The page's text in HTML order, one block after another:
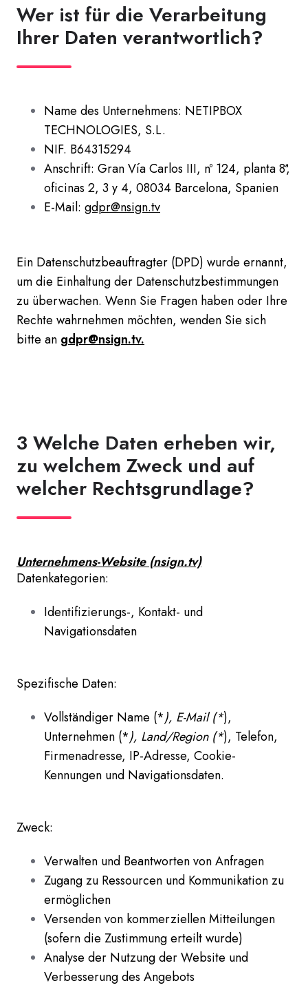
Wer ist für die Verarbeitung
Ihrer Daten verantwortlich?
Name des Unternehmens: NETIPBOX
TECHNOLOGIES, S.L.
NIF. B64315294
Anschrift: Gran Vía Carlos III, nº 124, planta 8ª,
oficinas 2, 3 y 4, 08034 Barcelona, Spanien
E-Mail: gdpr@nsign.tv
Ein Datenschutzbeauftragter (DPD) wurde ernannt,
um die Einhaltung der Datenschutzbestimmungen
zu überwachen. Wenn Sie Fragen haben oder Ihre
Rechte wahrnehmen möchten, wenden Sie sich
bitte an gdpr@nsign.tv.
3 Welche Daten erheben wir,
zu welchem Zweck und auf
welcher Rechtsgrundlage?
Unternehmens-Website (nsign.tv)
Datenkategorien:
Identifizierungs-, Kontakt- und
Navigationsdaten
Spezifische Daten:
Vollständiger Name (*), E-Mail (*),
Unternehmen (*), Land/Region (*), Telefon,
Firmenadresse, IP-Adresse, Cookie-
Kennungen und Navigationsdaten.
Zweck:
Verwalten und Beantworten von Anfragen
Zugang zu Ressourcen und Kommunikation zu
ermöglichen
Versenden von kommerziellen Mitteilungen
(sofern die Zustimmung erteilt wurde)
Analyse der Nutzung der Website und
Verbesserung des Angebots